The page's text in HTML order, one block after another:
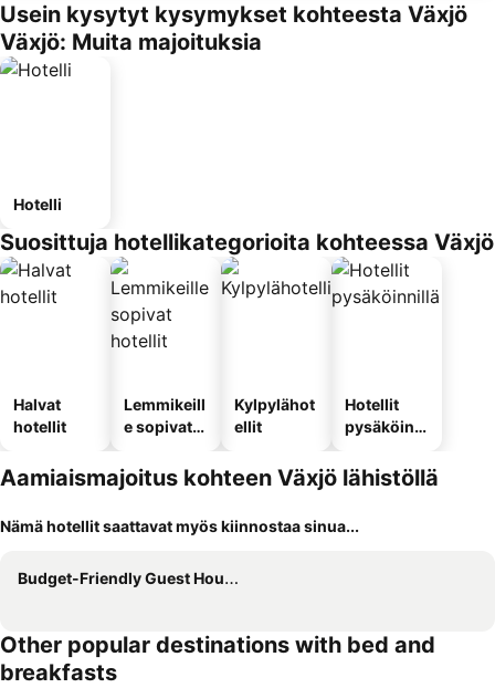
Usein kysytyt kysymykset kohteesta Växjö
Växjö: Muita majoituksia
Hotelli
Suosittuja hotellikategorioita kohteessa Växjö
Halvat
hotellit
Lemmikeill
e sopivat
Kylpylähot
ellit
Hotellit
pysäköinni
Aamiaismajoitus kohteen Växjö lähistöllä
Nämä hotellit saattavat myös kiinnostaa sinua...
Budget-Friendly Guest House Near Linnaeus University
Other popular destinations with bed and
breakfasts